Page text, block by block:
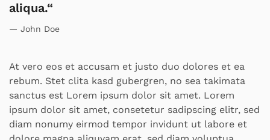
aliqua.“
John Doe
At vero eos et accusam et justo duo dolores et ea
rebum. Stet clita kasd gubergren, no sea takimata
sanctus est Lorem ipsum dolor sit amet. Lorem
ipsum dolor sit amet, consetetur sadipscing elitr, sed
diam nonumy eirmod tempor invidunt ut labore et